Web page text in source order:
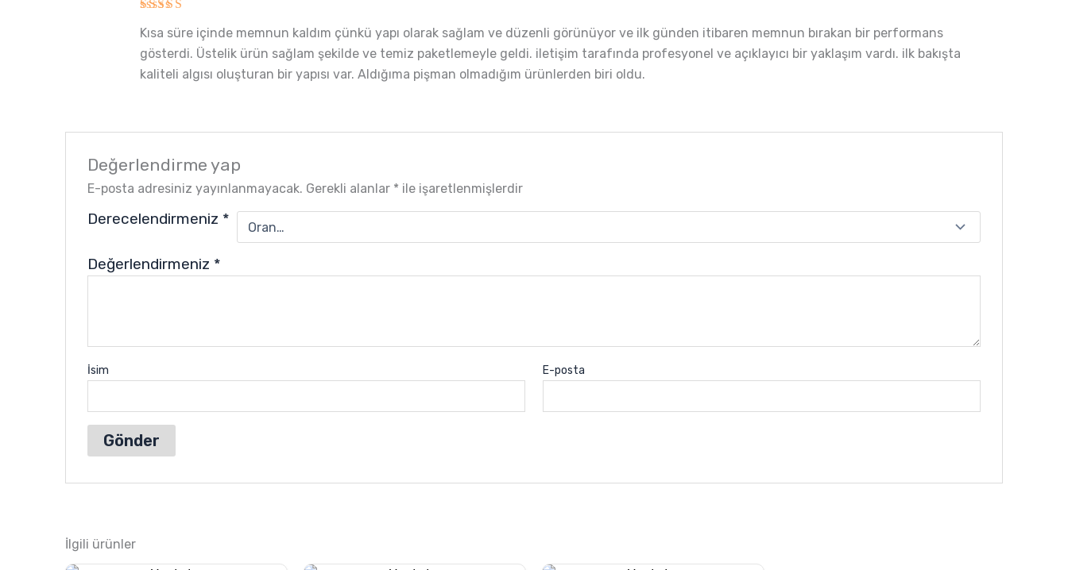
5oy aldı
Kısa süre içinde memnun kaldım çünkü yapı olarak sağlam ve düzenli görünüyor ve ilk günden itibaren memnun bırakan bir performans
gösterdi. Üstelik ürün sağlam şekilde ve temiz paketlemeyle geldi. iletişim tarafında profesyonel ve açıklayıcı bir yaklaşım vardı. ilk bakışta
kaliteli algısı oluşturan bir yapısı var. Aldığıma pişman olmadığım ürünlerden biri oldu.
Değerlendirme yap
E-posta adresiniz yayınlanmayacak. Gerekli alanlar * ile işaretlenmişlerdir
Derecelendirmeniz *
Değerlendirmeniz *
İsim E-posta
İlgili ürünler